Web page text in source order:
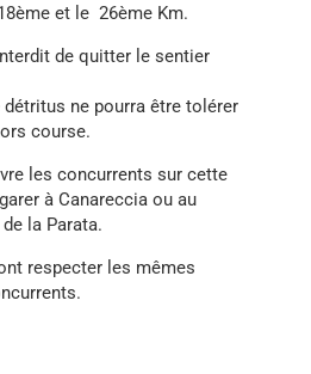
et le 26ème Km.
de quitter le sentier
ne pourra être tolérer
course.
les concurrents sur cette
à Canareccia ou au
la Parata.
respecter les mêmes